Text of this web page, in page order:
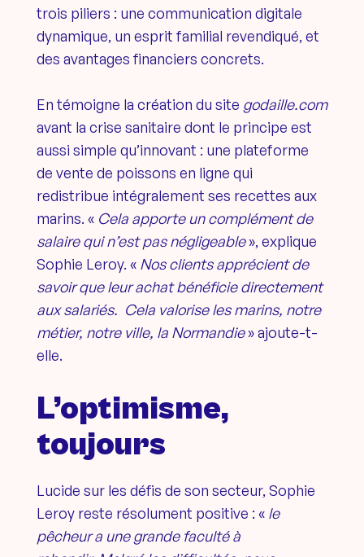
trois piliers : une communication digitale
dynamique, un esprit familial revendiqué, et
des avantages financiers concrets.
En témoigne la création du site godaille.com
avant la crise sanitaire dont le principe est
aussi simple qu’innovant : une plateforme
de vente de poissons en ligne qui
redistribue intégralement ses recettes aux
marins. « Cela apporte un complément de
salaire qui n’est pas négligeable», explique
Sophie Leroy. « Nos clients apprécient de
savoir que leur achat bénéficie directement
aux salariés. Cela valorise les marins, notre
métier, notre ville, la Normandie» ajoute-t-
elle.
L’optimisme,
toujours
Lucide sur les défis de son secteur, Sophie
Leroy reste résolument positive : « le
pêcheur a une grande faculté à